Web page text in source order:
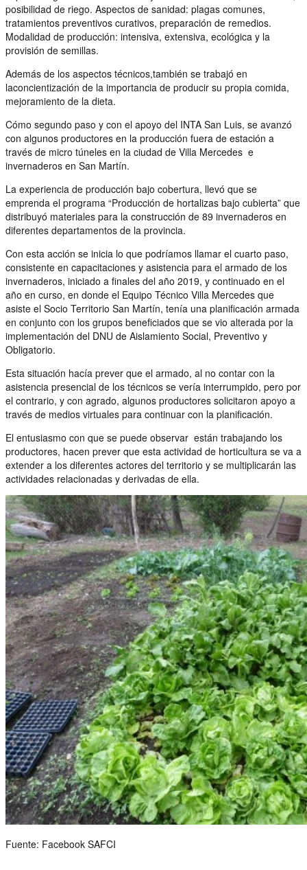
posibilidad de riego. Aspectos de sanidad: plagas comunes,
tratamientos preventivos curativos, preparación de remedios.
Modalidad de producción: intensiva, extensiva, ecológica y la
provisión de semillas.
Además de los aspectos técnicos,también se trabajó en
laconcientización de la importancia de producir su propia comida,
mejoramiento de la dieta.
Cómo segundo paso y con el apoyo del INTA San Luis, se avanzó
con algunos productores en la producción fuera de estación a
través de micro túneles en la ciudad de Villa Mercedes e
invernaderos en San Martín.
La experiencia de producción bajo cobertura, llevó que se
emprenda el programa “Producción de hortalizas bajo cubierta” que
distribuyó materiales para la construcción de 89 invernaderos en
diferentes departamentos de la provincia.
Con esta acción se inicia lo que podríamos llamar el cuarto paso,
consistente en capacitaciones y asistencia para el armado de los
invernaderos, iniciado a finales del año 2019, y continuado en el
año en curso, en donde el Equipo Técnico Villa Mercedes que
asiste el Socio Territorio San Martín, tenía una planificación armada
en conjunto con los grupos beneficiados que se vio alterada por la
implementación del DNU de Aislamiento Social, Preventivo y
Obligatorio.
Esta situación hacía prever que el armado, al no contar con la
asistencia presencial de los técnicos se vería interrumpido, pero por
el contrario, y con agrado, algunos productores solicitaron apoyo a
través de medios virtuales para continuar con la planificación.
El entusiasmo con que se puede observar están trabajando los
productores, hacen prever que esta actividad de horticultura se va a
extender a los diferentes actores del territorio y se multiplicarán las
actividades relacionadas y derivadas de ella.
Fuente: Facebook SAFCI